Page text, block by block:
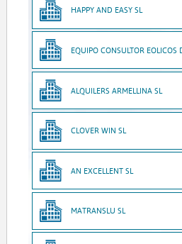
HAPPY AND EASY SL
EQUIPO CONSULTOR EOLICOS
ALQUILERS ARMELLINA SL
CLOVER WIN SL
AN EXCELLENT SL
MATRANSLU SL